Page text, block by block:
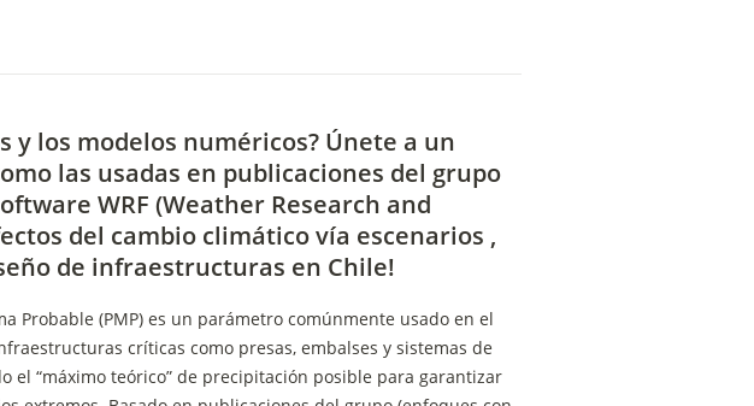
y los modelos numéricos? Únete a un
las usadas en publicaciones del grupo
WRF (Weather Research and
del cambio climático vía escenarios ,
de infraestructuras en Chile!
Probable (PMP) es un parámetro comúnmente usado en el
críticas como presas, embalses y sistemas de
el “máximo teórico” de precipitación posible para garantizar